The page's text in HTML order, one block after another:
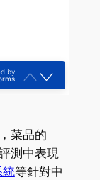
by
菜品的
測中表現
統等針對中